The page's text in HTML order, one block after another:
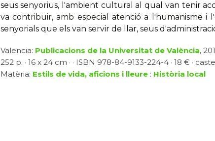
seus senyorius, l'ambient cultural al qual van tenir
va contribuir, amb especial atenció a l'humanisme i
senyorials que els van servir de llar, seus
Valencia: Publicacions de la Universitat de València,
252 p. · 16 x 24 cm · · ISBN 978-84-9133-224-4 · 18 € ·
Matèria: Estils de vida, aficions i lleure: Història local